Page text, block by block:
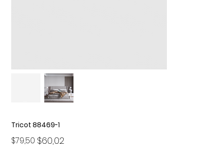
Tricot 88469-1
Precio
original
$79,50 Precio
de
$60,02